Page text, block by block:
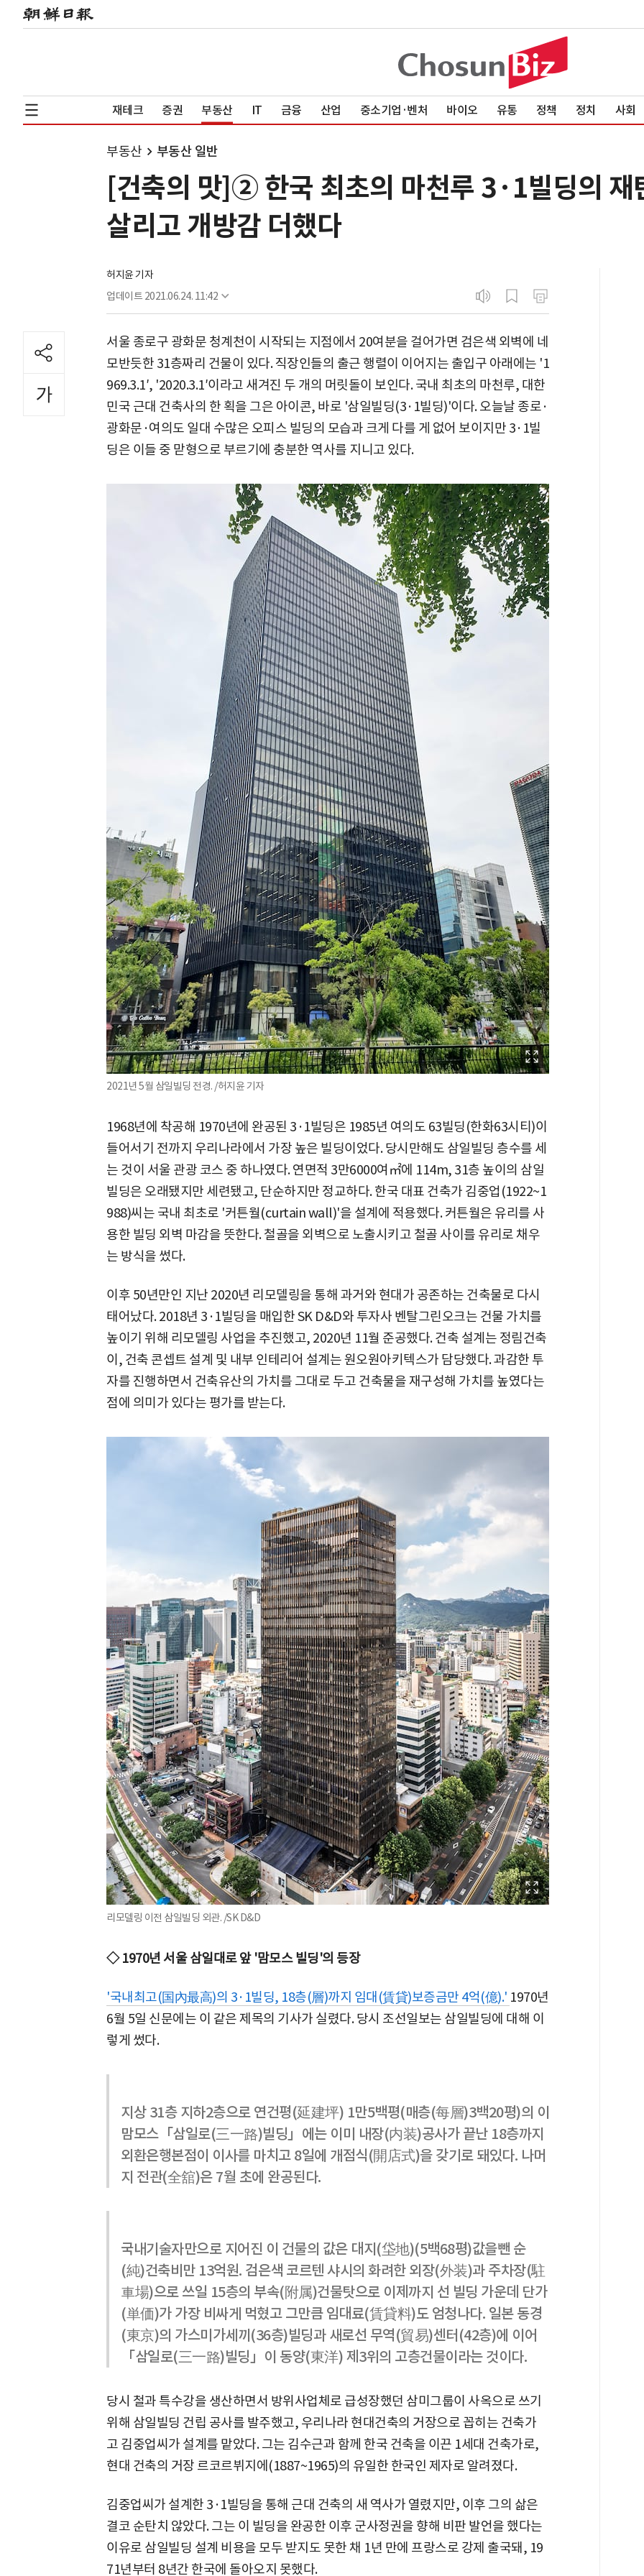
재테크 증권 부동산 IT 금융 산업 중소기업·벤처 바이오 유통 정책 정치 사회
부동산 부동산 일반
[건축의 맛]② 한국 최초의 마천루 3·1빌딩의
살리고 개방감 더했다
허지윤 기자
업데이트 2021.06.24. 11:42
서울 종로구 광화문 청계천이 시작되는 지점에서 20여분을 걸어가면 검은색 외벽에 네
모반듯한 31층짜리 건물이 있다. 직장인들의 출근 행렬이 이어지는 출입구 아래에는 '1
969.3.1′, '2020.3.1′이라고 새겨진 두 개의 머릿돌이 보인다. 국내 최초의 마천루, 대한
민국 근대 건축사의 한 획을 그은 아이콘, 바로 '삼일빌딩(3·1빌딩)'이다. 오늘날 종로·
광화문·여의도 일대 수많은 오피스 빌딩의 모습과 크게 다를 게 없어 보이지만 3·1빌
딩은 이들 중 맏형으로 부르기에 충분한 역사를 지니고 있다.
2021년 5월 삼일빌딩 전경. /허지윤 기자
1968년에 착공해 1970년에 완공된 3·1빌딩은 1985년 여의도 63빌딩(한화63시티)이
들어서기 전까지 우리나라에서 가장 높은 빌딩이었다. 당시만해도 삼일빌딩 층수를 세
는 것이 서울 관광 코스 중 하나였다. 연면적 3만6000여㎡에 114m, 31층 높이의 삼일
빌딩은 오래됐지만 세련됐고, 단순하지만 정교하다. 한국 대표 건축가 김중업(1922~1
988)씨는 국내 최초로 '커튼월(curtain wall)'을 설계에 적용했다. 커튼월은 유리를 사
용한 빌딩 외벽 마감을 뜻한다. 철골을 외벽으로 노출시키고 철골 사이를 유리로 채우
는 방식을 썼다.
이후 50년만인 지난 2020년 리모델링을 통해 과거와 현대가 공존하는 건축물로 다시
태어났다. 2018년 3·1빌딩을 매입한 SK D&D와 투자사 벤탈그린오크는 건물 가치를
높이기 위해 리모델링 사업을 추진했고, 2020년 11월 준공했다. 건축 설계는 정림건축
이, 건축 콘셉트 설계 및 내부 인테리어 설계는 원오원아키텍스가 담당했다. 과감한 투
자를 진행하면서 건축유산의 가치를 그대로 두고 건축물을 재구성해 가치를 높였다는
점에 의미가 있다는 평가를 받는다.
리모델링 이전 삼일빌딩 외관. /SK D&D
◇ 1970년 서울 삼일대로 앞 '맘모스 빌딩'의 등장
'국내최고(国內最高)의 3·1빌딩, 18층(層)까지 임대(賃貸)보증금만 4억(億).' 1970년
6월 5일 신문에는 이 같은 제목의 기사가 실렸다. 당시 조선일보는 삼일빌딩에 대해 이
렇게 썼다.
지상 31층 지하2층으로 연건평(延建坪) 1만5백평(매층(每層)3백20평)의 이
맘모스「삼일로(三一路)빌딩」에는 이미 내장(内装)공사가 끝난 18층까지
외환은행본점이 이사를 마치고 8일에 개점식(開店式)을 갖기로 돼있다. 나머
지 전관(全舘)은 7월 초에 완공된다.
국내기술자만으로 지어진 이 건물의 값은 대지(垈地)(5백68평)값을뺀 순
(純)건축비만 13억원. 검은색 코르텐 샤시의 화려한 외장(外装)과 주차장(駐
車場)으로 쓰일 15층의 부속(附属)건물탓으로 이제까지 선 빌딩 가운데 단가
(単価)가 가장 비싸게 먹혔고 그만큼 임대료(賃貸料)도 엄청나다. 일본 동경
(東京)의 가스미가세끼(36층)빌딩과 새로선 무역(貿易)센터(42층)에 이어
「삼일로(三一路)빌딩」이 동양(東洋) 제3위의 고층건물이라는 것이다.
당시 철과 특수강을 생산하면서 방위사업체로 급성장했던 삼미그룹이 사옥으로 쓰기
위해 삼일빌딩 건립 공사를 발주했고, 우리나라 현대건축의 거장으로 꼽히는 건축가
고 김중업씨가 설계를 맡았다. 그는 김수근과 함께 한국 건축을 이끈 1세대 건축가로,
현대 건축의 거장 르코르뷔지에(1887~1965)의 유일한 한국인 제자로 알려졌다.
김중업씨가 설계한 3·1빌딩을 통해 근대 건축의 새 역사가 열렸지만, 이후 그의 삶은
결코 순탄치 않았다. 그는 이 빌딩을 완공한 이후 군사정권을 향해 비판 발언을 했다는
이유로 삼일빌딩 설계 비용을 모두 받지도 못한 채 1년 만에 프랑스로 강제 출국돼, 19
71년부터 8년간 한국에 돌아오지 못했다.